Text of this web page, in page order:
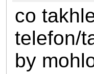
co
telefon/
by